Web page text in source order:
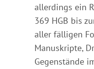
allerdings ein
369 HGB bis
aller fälligen
Manuskripte,
Gegenstände